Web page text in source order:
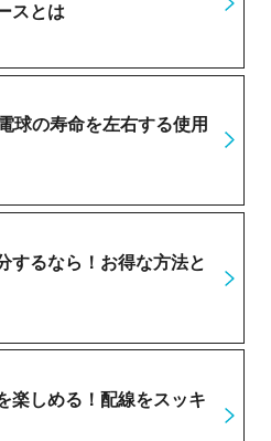
スとは
球の寿命を左右する使用
するなら！お得な方法と
楽しめる！配線をスッキ